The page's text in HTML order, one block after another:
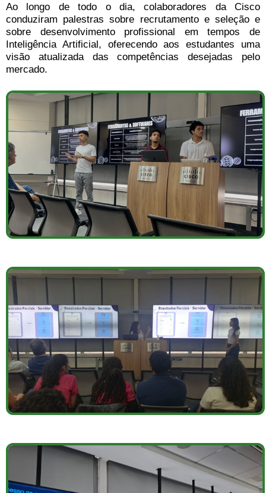
Ao longo de todo o dia, colaboradores da Cisco
conduziram palestras sobre recrutamento e seleção e
sobre desenvolvimento profissional em tempos de
Inteligência Artificial, oferecendo aos estudantes uma
visão atualizada das competências desejadas pelo
mercado.